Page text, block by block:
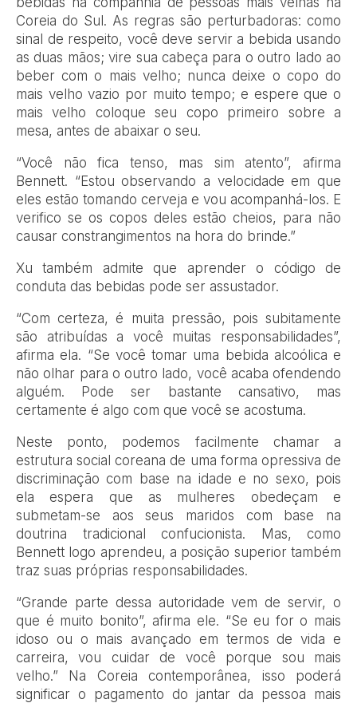
Coreia do Sul. As regras são perturbadoras: como
sinal de respeito, você deve servir a bebida usando
as duas mãos; vire sua cabeça para o outro lado ao
beber com o mais velho; nunca deixe o copo do
mais velho vazio por muito tempo; e espere que o
mais velho coloque seu copo primeiro sobre a
mesa, antes de abaixar o seu.
“Você não fica tenso, mas sim atento”, afirma
Bennett. “Estou observando a velocidade em que
eles estão tomando cerveja e vou acompanhá-los. E
verifico se os copos deles estão cheios, para não
causar constrangimentos na hora do brinde.”
Xu também admite que aprender o código de
conduta das bebidas pode ser assustador.
“Com certeza, é muita pressão, pois subitamente
são atribuídas a você muitas responsabilidades”,
afirma ela. “Se você tomar uma bebida alcoólica e
não olhar para o outro lado, você acaba ofendendo
alguém. Pode ser bastante cansativo, mas
certamente é algo com que você se acostuma.
Neste ponto, podemos facilmente chamar a
estrutura social coreana de uma forma opressiva de
discriminação com base na idade e no sexo, pois
ela espera que as mulheres obedeçam e
submetam-se aos seus maridos com base na
doutrina tradicional confucionista. Mas, como
Bennett logo aprendeu, a posição superior também
traz suas próprias responsabilidades.
“Grande parte dessa autoridade vem de servir, o
que é muito bonito”, afirma ele. “Se eu for o mais
idoso ou o mais avançado em termos de vida e
carreira, vou cuidar de você porque sou mais
velho.” Na Coreia contemporânea, isso poderá
significar o pagamento do jantar da pessoa mais